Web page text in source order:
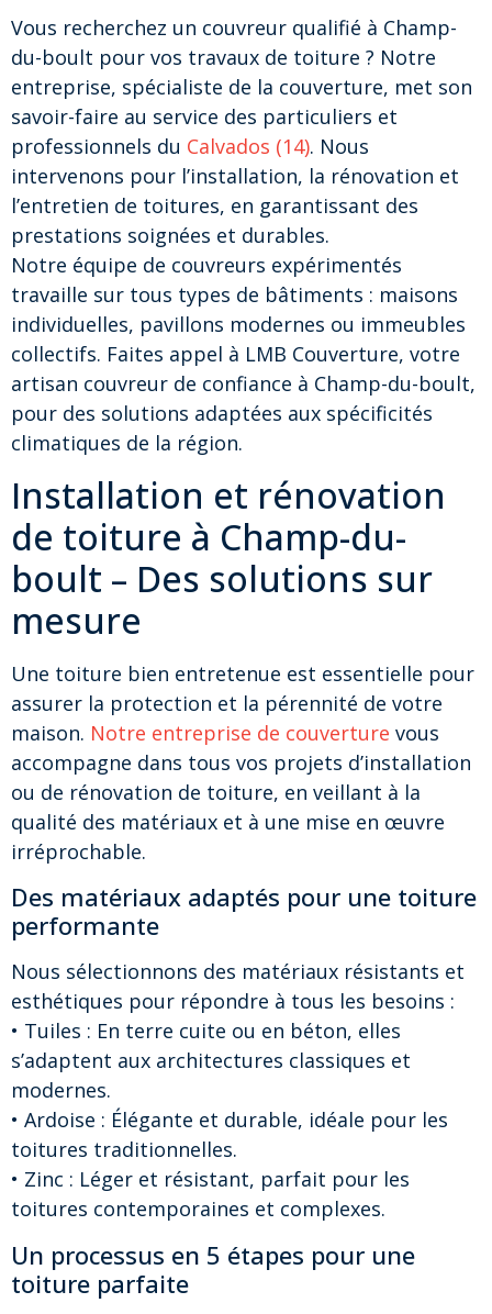
Vous recherchez un couvreur qualifié à Champ-
du-boult pour vos travaux de toiture ? Notre
entreprise, spécialiste de la couverture, met son
savoir-faire au service des particuliers et
professionnels du Calvados (14). Nous
intervenons pour l’installation, la rénovation et
l’entretien de toitures, en garantissant des
prestations soignées et durables.
Notre équipe de couvreurs expérimentés
travaille sur tous types de bâtiments : maisons
individuelles, pavillons modernes ou immeubles
collectifs. Faites appel à LMB Couverture, votre
artisan couvreur de confiance à Champ-du-boult,
pour des solutions adaptées aux spécificités
climatiques de la région.
Installation et rénovation
de toiture à Champ-du-
boult – Des solutions sur
mesure
Une toiture bien entretenue est essentielle pour
assurer la protection et la pérennité de votre
maison. Notre entreprise de couverture vous
accompagne dans tous vos projets d’installation
ou de rénovation de toiture, en veillant à la
qualité des matériaux et à une mise en œuvre
irréprochable.
Des matériaux adaptés pour une toiture
performante
Nous sélectionnons des matériaux résistants et
esthétiques pour répondre à tous les besoins :
• Tuiles : En terre cuite ou en béton, elles
s’adaptent aux architectures classiques et
modernes.
• Ardoise : Élégante et durable, idéale pour les
toitures traditionnelles.
• Zinc : Léger et résistant, parfait pour les
toitures contemporaines et complexes.
Un processus en 5 étapes pour une
toiture parfaite